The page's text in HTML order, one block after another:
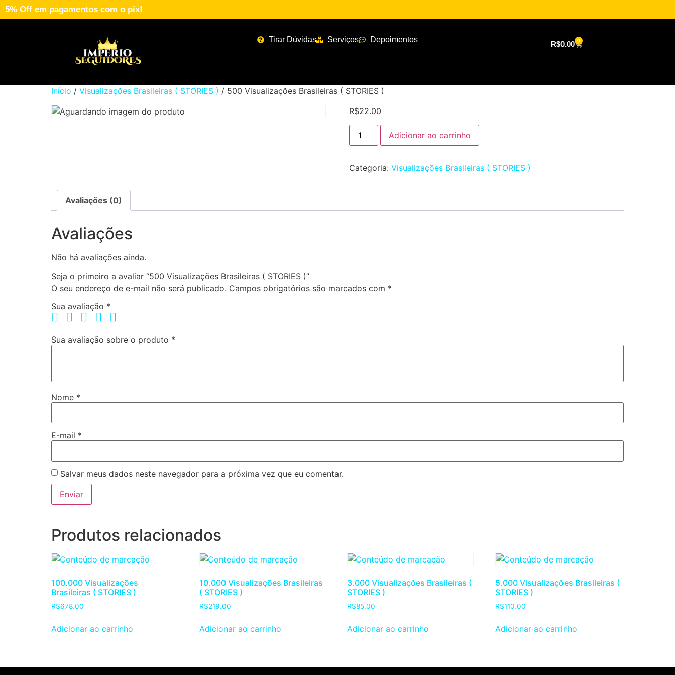
5% Off em pagamentos com o pix!
Tirar Dúvidas Serviços Depoimentos
R$0.00 0
Início / Visualizações Brasileiras ( STORIES ) / 500 Visualizações Brasileiras ( STORIES )
R$22.00
Adicionar ao carrinho
Categoria: Visualizações Brasileiras ( STORIES )
Avaliações (0)
Avaliações
Não há avaliações ainda.
Seja o primeiro a avaliar “500 Visualizações Brasileiras ( STORIES )”
O seu endereço de e-mail não será publicado. Campos obrigatórios são marcados com *
Sua avaliação *
Sua avaliação sobre o produto *
Nome *
E-mail *
Salvar meus dados neste navegador para a próxima vez que eu comentar.
Produtos relacionados
100.000 Visualizações
Brasileiras ( STORIES )
R$678.00
Adicionar ao carrinho
10.000 Visualizações Brasileiras
( STORIES )
R$219.00
Adicionar ao carrinho
3.000 Visualizações Brasileiras (
STORIES )
R$85.00
Adicionar ao carrinho
5.000 Visualizações Brasileiras (
STORIES )
R$110.00
Adicionar ao carrinho